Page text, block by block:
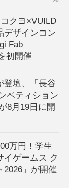
クヨ×VUILD
デザインコン
Fab
初開催
登壇、「長谷
ペティション
8月19日に開
万円！学生
イゲームス ク
2026」が開催